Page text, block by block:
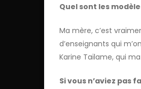
Quel sont les
Ma mère, c’est
d’enseignants qui
Karine Taïlame, qui
Si vous n’aviez pas